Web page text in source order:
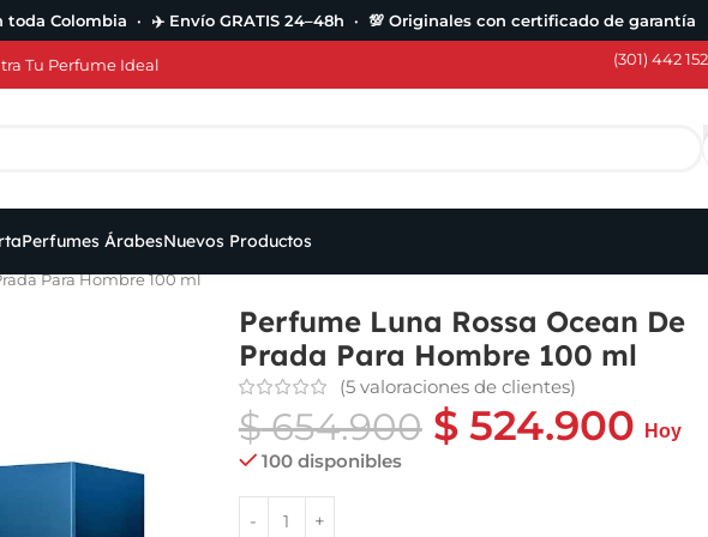
toda Colombia · ✈️ Envío GRATIS 24–48h · 💯 Originales con certificado de garantía
Tu Perfume Ideal (301) 442
Perfumes ÁrabesNuevos Productos
Para Hombre 100 ml
Perfume Luna Rossa Ocean De
Prada Para Hombre 100 ml
(5valoraciones de clientes)
$654.900 $524.900 Hoy
100 disponibles